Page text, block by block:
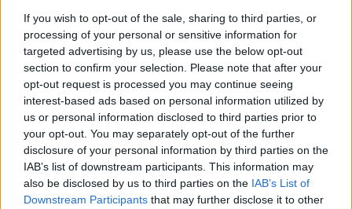
If you wish to opt-out of the sale, sharing to third parties, or
processing of your personal or sensitive information for
targeted advertising by us, please use the below opt-out
section to confirm your selection. Please note that after your
opt-out request is processed you may continue seeing
interest-based ads based on personal information utilized by
us or personal information disclosed to third parties prior to
your opt-out. You may separately opt-out of the further
disclosure of your personal information by third parties on the
IAB’s list of downstream participants. This information may
also be disclosed by us to third parties on the IAB’s List of
Downstream Participants that may further disclose it to other
kormány, azonban a tervezetben csak annyi
szerepel, hogy több tízmilliárd forint jöhet be
többletbevételként.
A 306 oldalas dokumentum bemutatásáról szóló cikkünket
frissítjük, megéri visszanézni! Miután Varga Mihály
nemzetgazdasági miniszter a csütörtöki
sajtótájékoztatóján összefoglalta a 2015-ös büdzsé
néhány paraméterét, a tervezet felkerült a Parlament
honlapjára. A csütörtöki eseményről ebben a cikkünkben